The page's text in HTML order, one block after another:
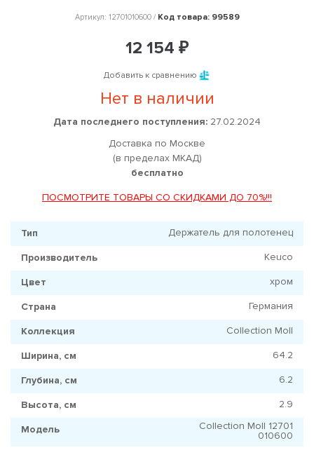
Артикул: 12701010600 / Код товара: 99589
12 154 ₽
Добавить к сравнению
Нет в наличии
Дата последнего поступления: 27.02.2024
Доставка по Москве
(в пределах МКАД)
бесплатно
ПОСМОТРИТЕ ТОВАРЫ СО СКИДКАМИ ДО 70%!!!
Тип Держатель для полотенец
Производитель Keuco
Цвет хром
Страна Германия
Коллекция Collection Moll
Ширина, см 64.2
Глубина, см 6.2
Высота, см 2.9
Модель
Collection Moll 12701
010600